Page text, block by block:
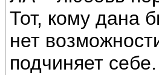
Тот, кому дана
нет
подчиняет